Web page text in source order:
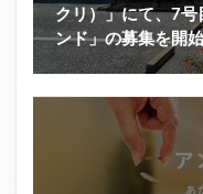
クリ）」にて、7
ンド」の募集を開